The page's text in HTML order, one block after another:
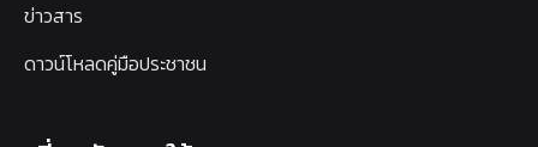
ข่าวสาร
ดาวน์โหลดคู่มือประชาชน